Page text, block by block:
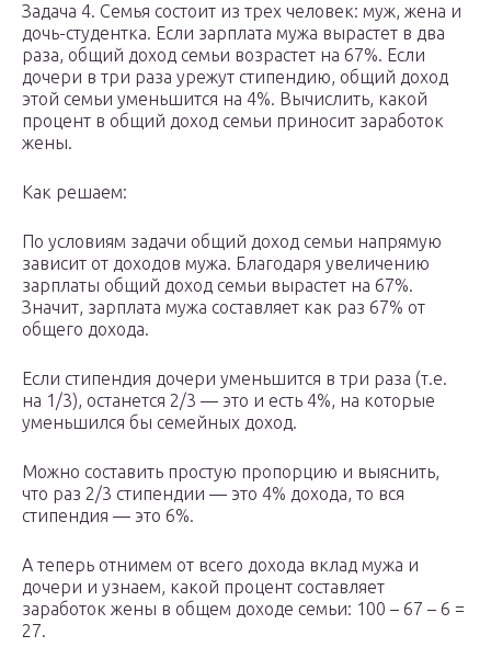
Задача 4. Семья состоит из трех человек: муж, жена и
дочь-студентка. Если зарплата мужа вырастет в два
раза, общий доход семьи возрастет на 67%. Если
дочери в три раза урежут стипендию, общий доход
этой семьи уменьшится на 4%. Вычислить, какой
процент в общий доход семьи приносит заработок
жены.
Как решаем:
По условиям задачи общий доход семьи напрямую
зависит от доходов мужа. Благодаря увеличению
зарплаты общий доход семьи вырастет на 67%.
Значит, зарплата мужа составляет как раз 67% от
общего дохода.
Если стипендия дочери уменьшится в три раза (т.е.
на 1/3), останется 2/3 — это и есть 4%, на которые
уменьшился бы семейных доход.
Можно составить простую пропорцию и выяснить,
что раз 2/3 стипендии — это 4% дохода, то вся
стипендия — это 6%.
А теперь отнимем от всего дохода вклад мужа и
дочери и узнаем, какой процент составляет
заработок жены в общем доходе семьи: 100 – 67 – 6 =
27.